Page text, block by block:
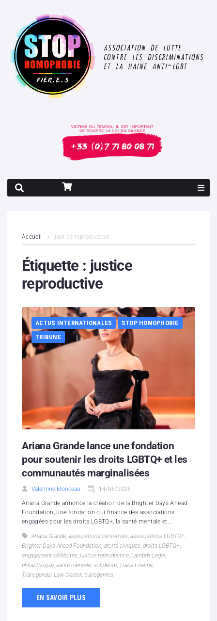
Contenus litigieux
Nous soutenir
Partenaires
Contacts
Accueil justice reproductive
Étiquette : justice
reproductive
ACTUS INTERNATIONALES
STOP HOMOPHOBIE
TRIBUNE
Ariana Grande lance une fondation
pour soutenir les droits LGBTQ+ et les
communautés marginalisées
Valentine Monceau 14/06/2026
Ariana Grande annonce la création de la Brighter Days Ahead
Foundation, une fondation qui finance des associations
engagées pour les droits LGBTQ+, la santé mentale et...
Ariana Grande, associations caritatives, associations LGBTQ+,
Brighter Days Ahead Foundation, droits civiques, droits LGBTQ+,
engagement célébrités, justice reproductive, Lambda Legal,
philanthropie, santé mentale, solidarité, Trans Lifeline,
Transgender Law Center, transgenres
EN SAVOIR PLUS